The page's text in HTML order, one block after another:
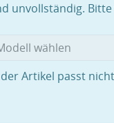
unvollständig.
Artikel passt